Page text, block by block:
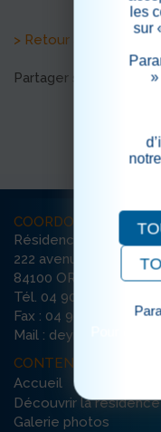
> Retour aux actualités
Partager sur les
COORDONNÉES
Résidence La
222 avenue de
84100 ORANGE
Tél. 04 90 51 33 90
Fax : 04 90 51 22 76
Mail : deymarde-
CONTENU DU SITE
Accueil
Découvrir la résidence
Galerie photos
les
sur